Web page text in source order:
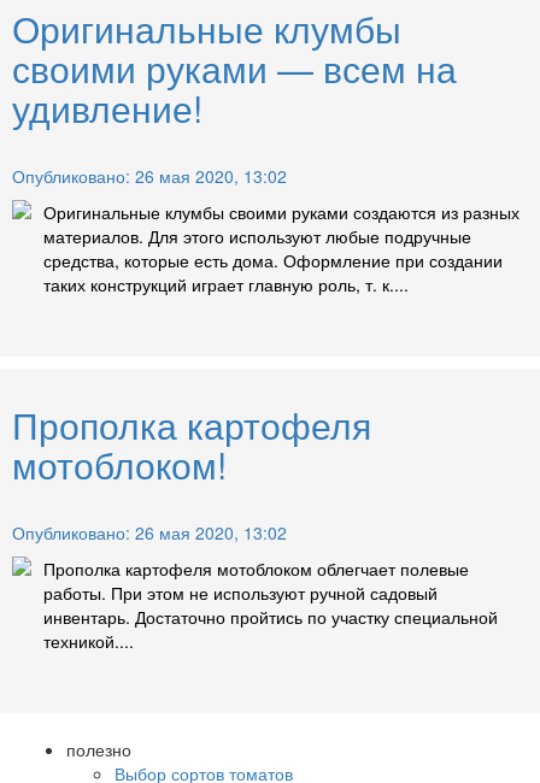
Оригинальные клумбы
своими руками — всем на
удивление!
Опубликовано: 26 мая 2020, 13:02
Оригинальные клумбы своими руками создаются из разных
материалов. Для этого используют любые подручные
средства, которые есть дома. Оформление при создании
таких конструкций играет главную роль, т. к....
Прополка картофеля
мотоблоком!
Опубликовано: 26 мая 2020, 13:02
Прополка картофеля мотоблоком облегчает полевые
работы. При этом не используют ручной садовый
инвентарь. Достаточно пройтись по участку специальной
техникой....
полезно
Выбор сортов томатов